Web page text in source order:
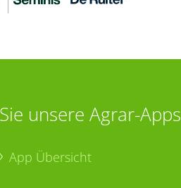
unsere Agrar-Apps
App Übersicht